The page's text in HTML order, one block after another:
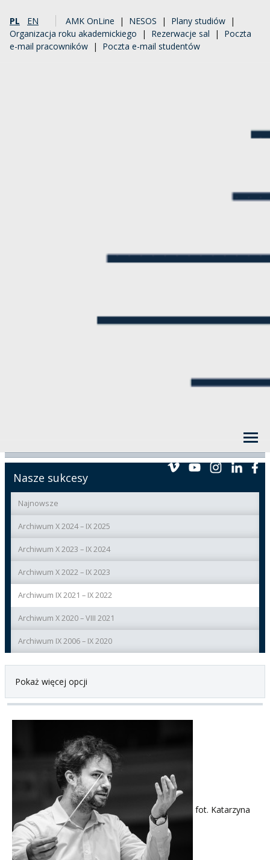
PL EN AMK OnLine | NESOS | Plany studiów |
Organizacja roku akademickiego | Rezerwacje sal | Poczta
e-mail pracowników | Poczta e-mail studentów
Nasze sukcesy
Najnowsze
Archiwum X 2024 – IX 2025
Archiwum X 2023 – IX 2024
Archiwum X 2022 – IX 2023
Archiwum IX 2021 – IX 2022
Archiwum X 2020 – VIII 2021
Archiwum IX 2006 – IX 2020
Pokaż więcej opcji
fot. Katarzyna